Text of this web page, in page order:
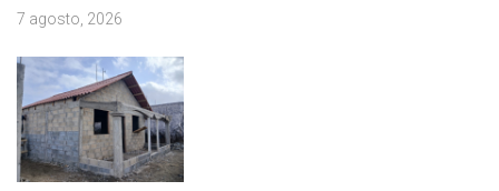
7 agosto, 2026